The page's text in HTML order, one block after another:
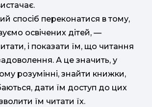
спосіб переконатися в тому,
освічених дітей, —
і показати їм, що читання
А це значить, у
розумінні, знайти книжки,
дати їм доступ до цих
їм читати їх.